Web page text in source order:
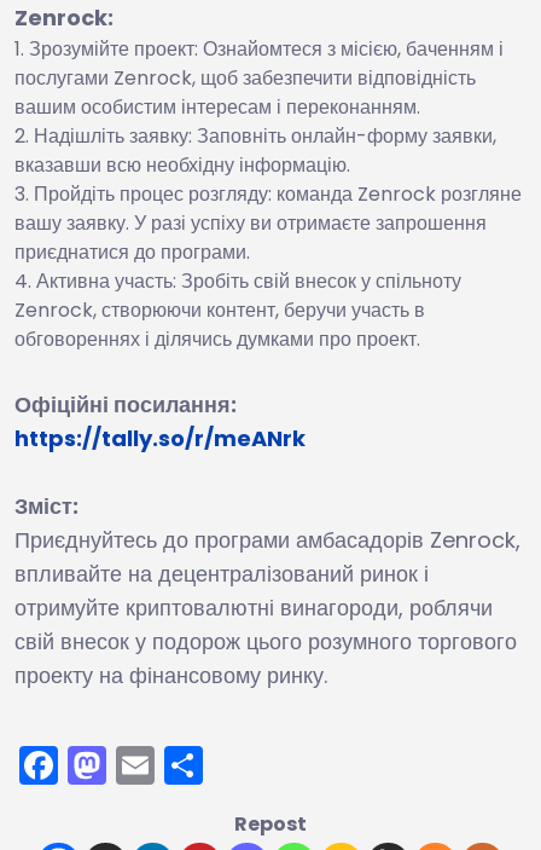
Zenrock:
Зрозумійте проект: Ознайомтеся з місією, баченням і
послугами Zenrock, щоб забезпечити відповідність
вашим особистим інтересам і переконанням.
Надішліть заявку: Заповніть онлайн-форму заявки,
вказавши всю необхідну інформацію.
Пройдіть процес розгляду: команда Zenrock розгляне
вашу заявку. У разі успіху ви отримаєте запрошення
приєднатися до програми.
Активна участь: Зробіть свій внесок у спільноту
Zenrock, створюючи контент, беручи участь в
обговореннях і ділячись думками про проект.
Офіційні посилання:
https://tally.so/r/meANrk
Зміст:
Приєднуйтесь до програми амбасадорів Zenrock,
впливайте на децентралізований ринок і
отримуйте криптовалютні винагороди, роблячи
свій внесок у подорож цього розумного торгового
проекту на фінансовому ринку.
Facebook
Mastodon
Email
Repost